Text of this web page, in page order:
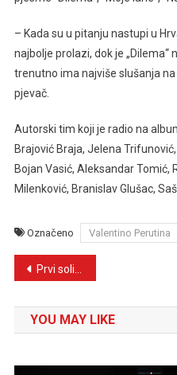
– Kada su u pitanju nastupi u
najbolje prolazi, dok je
trenutno ima najviše slušanja
pjevač.
Autorski tim koji je radio na
Brajović Braja, Jelena
Bojan Vasić, Aleksandar Tomić,
Milenković, Branislav Glušac,
Označeno Valentino Perutina
Navigacija
članaka
Prvi solistički koncert Eldina Huseinbegovića 17. aprila u Sarajevu
YOU MAY LIKE